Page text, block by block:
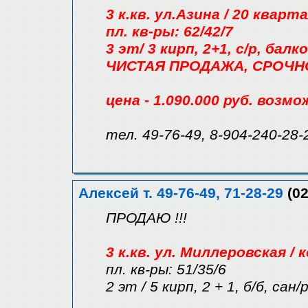
3 к.кв. ул.Азина / 20
пл. кв-ры: 62/42/7
3 эт/ 3 кирп, 2+1, с/р,
ЧИСТАЯ ПРОДАЖА,
цена - 1.090.000 руб.
тел. 49-76-49, 8-904-240-28-
Алексей т. 49-76-49, 71-28-29
ПРОДАЮ !!!
3 к.кв. ул. Миллеровская /
пл. кв-ры: 51/35/6
2 эт / 5 кирп, 2 + 1, б/б,